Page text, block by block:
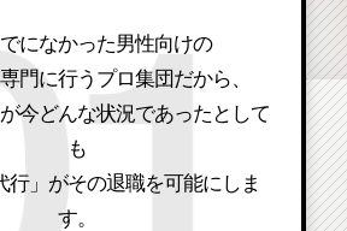
になかった男性向けの
門に行うプロ集団だから、
今どんな状況であったとして
も
行」がその退職を可能にしま
す。